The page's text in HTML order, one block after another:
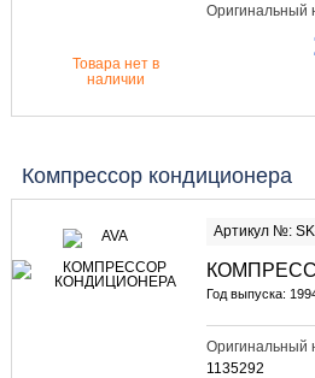
Оригинальный
Товара нет в
наличии
Компрессор кондиционера
Артикул №:
Год выпуска:
Оригинальный
1135292